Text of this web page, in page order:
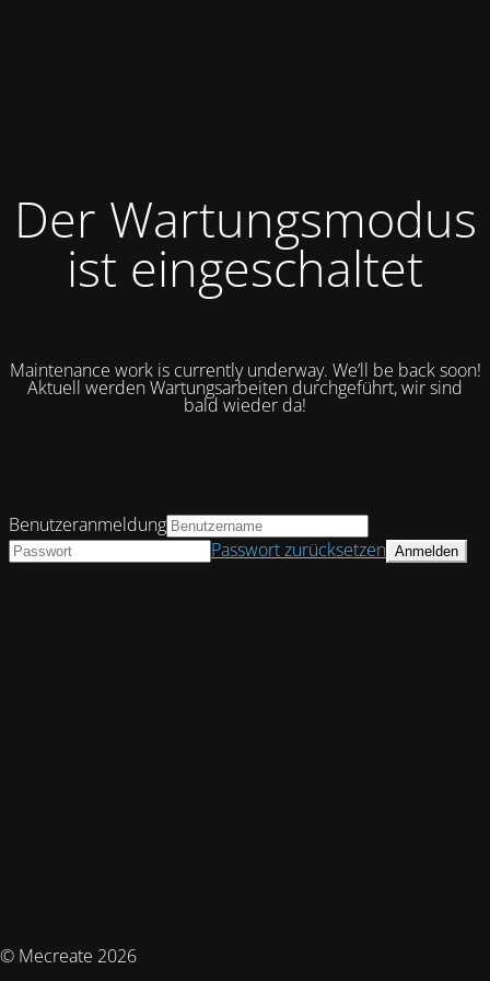
Der Wartungsmodus
ist eingeschaltet
Maintenance work is currently underway. We’ll be back soon!
Aktuell werden Wartungsarbeiten durchgeführt, wir sind
bald wieder da!
© Mecreate 2026
Benutzeranmeldung
Passwort zurücksetzen